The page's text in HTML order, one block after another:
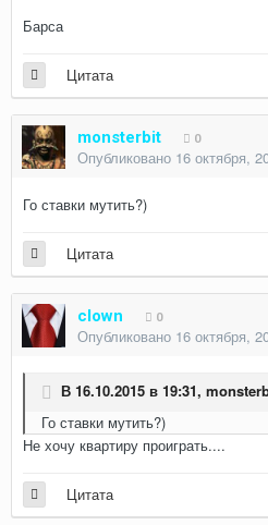
Барса
Цитата
monsterbit 0
Опубликовано 16 октября,
Го ставки мутить?)
Цитата
clown 0
Опубликовано 16 октября,
В 16.10.2015 в 19:31,
Го ставки мутить?)
Не хочу квартиру проиграть....
Цитата